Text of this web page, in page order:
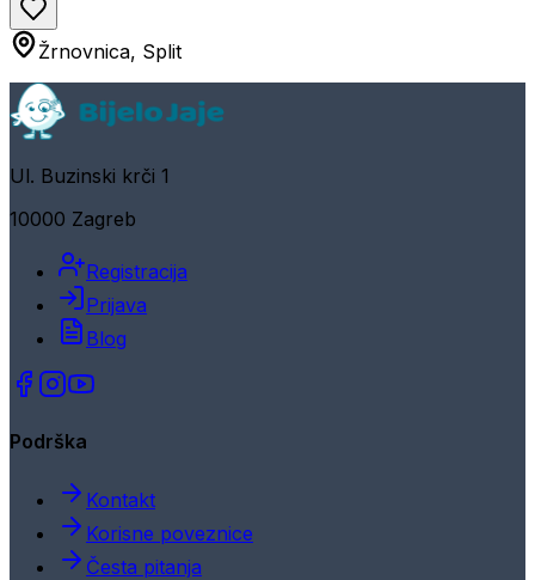
Žrnovnica, Split
Ul. Buzinski krči 1
10000 Zagreb
Registracija
Prijava
Blog
Podrška
Kontakt
Korisne poveznice
Česta pitanja